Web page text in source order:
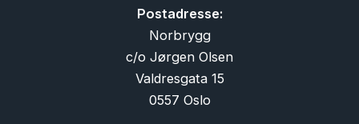
Postadresse:
Norbrygg
c/o Jørgen Olsen
Valdresgata 15
0557 Oslo